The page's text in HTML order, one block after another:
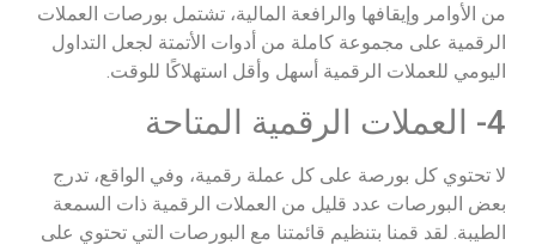
من الأوامر وإيقافها والرافعة المالية، تشتمل بورصات العملات
الرقمية على مجموعة كاملة من أدوات الأتمتة لجعل التداول
اليومي للعملات الرقمية أسهل وأقل استهلاكًا للوقت.
4- العملات الرقمية المتاحة
لا تحتوي كل بورصة على كل عملة رقمية، وفي الواقع، تدرج
بعض البورصات عدد قليل من العملات الرقمية ذات السمعة
الطيبة. لقد قمنا بتنظيم قائمتنا مع البورصات التي تحتوي على